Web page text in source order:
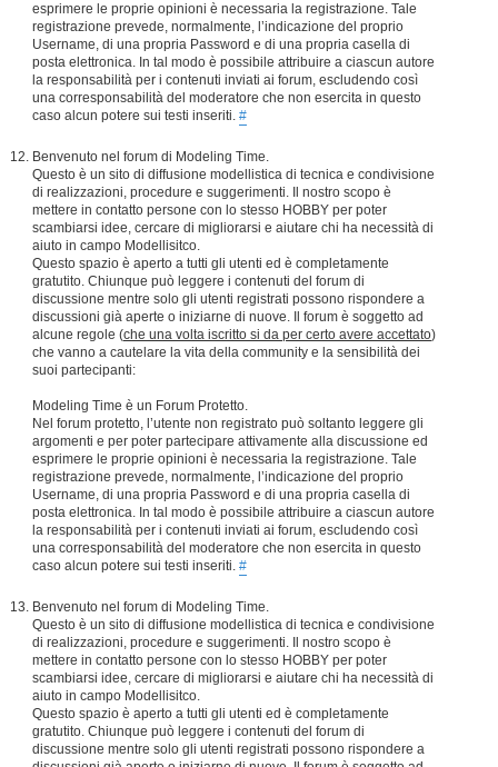
esprimere le proprie opinioni è necessaria la registrazione. Tale
registrazione prevede, normalmente, l’indicazione del proprio
Username, di una propria Password e di una propria casella di
posta elettronica. In tal modo è possibile attribuire a ciascun autore
la responsabilità per i contenuti inviati ai forum, escludendo così
una corresponsabilità del moderatore che non esercita in questo
caso alcun potere sui testi inseriti. #
Benvenuto nel forum di Modeling Time.
Questo è un sito di diffusione modellistica di tecnica e condivisione
di realizzazioni, procedure e suggerimenti. Il nostro scopo è
mettere in contatto persone con lo stesso HOBBY per poter
scambiarsi idee, cercare di migliorarsi e aiutare chi ha necessità di
aiuto in campo Modellisitco.
Questo spazio è aperto a tutti gli utenti ed è completamente
gratutito. Chiunque può leggere i contenuti del forum di
discussione mentre solo gli utenti registrati possono rispondere a
discussioni già aperte o iniziarne di nuove. Il forum è soggetto ad
alcune regole (che una volta iscritto si da per certo avere accettato)
che vanno a cautelare la vita della community e la sensibilità dei
suoi partecipanti:
Modeling Time è un Forum Protetto.
Nel forum protetto, l’utente non registrato può soltanto leggere gli
argomenti e per poter partecipare attivamente alla discussione ed
esprimere le proprie opinioni è necessaria la registrazione. Tale
registrazione prevede, normalmente, l’indicazione del proprio
Username, di una propria Password e di una propria casella di
posta elettronica. In tal modo è possibile attribuire a ciascun autore
la responsabilità per i contenuti inviati ai forum, escludendo così
una corresponsabilità del moderatore che non esercita in questo
caso alcun potere sui testi inseriti. #
Benvenuto nel forum di Modeling Time.
Questo è un sito di diffusione modellistica di tecnica e condivisione
di realizzazioni, procedure e suggerimenti. Il nostro scopo è
mettere in contatto persone con lo stesso HOBBY per poter
scambiarsi idee, cercare di migliorarsi e aiutare chi ha necessità di
aiuto in campo Modellisitco.
Questo spazio è aperto a tutti gli utenti ed è completamente
gratutito. Chiunque può leggere i contenuti del forum di
discussione mentre solo gli utenti registrati possono rispondere a